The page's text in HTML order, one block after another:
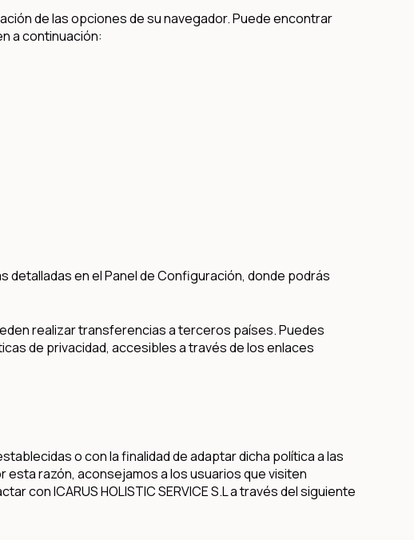
de las opciones de su navegador. Puede encontrar
a continuación:
en el Panel de Configuración, donde podrás
realizar transferencias a terceros países. Puedes
de privacidad, accesibles a través de los enlaces
o con la finalidad de adaptar dicha política a las
razón, aconsejamos a los usuarios que visiten
ICARUS HOLISTIC SERVICE S.L a través del siguiente